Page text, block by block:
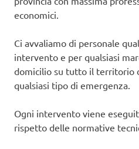
economici.
Ci avvaliamo di personale
intervento e per qualsiasi
domicilio su tutto il territorio
qualsiasi tipo di emergenza.
Ogni intervento viene
rispetto delle normative